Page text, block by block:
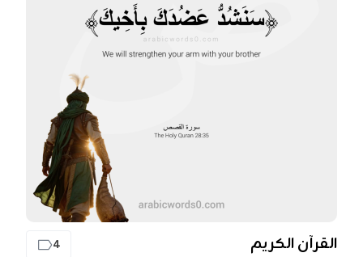
القرآن الكريم 4